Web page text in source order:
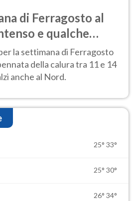
di Ferragosto al
e qualche
la settimana di Ferragosto
della calura tra 11 e 14
anche al Nord.
25° 33°
25° 30°
26° 34°